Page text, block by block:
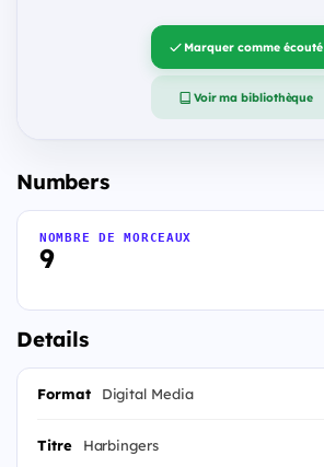
Marquer comme écouté
Voir ma bibliothèque
Numbers
9
NOMBRE DE MORCEAUX
Details
Format Digital Media
Titre Harbingers